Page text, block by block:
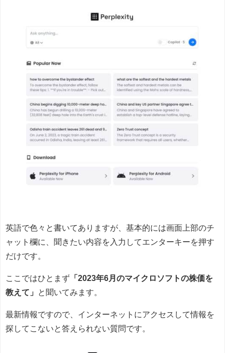
英語で色々と書いてありますが、基本的には画面上部のチ
ャット欄に、聞きたい内容を入力してエンターキーを押す
だけです。
ここではひとまず 「2023年6月のマイクロソフトの株価を
教えて」
と聞いてみます。
最新情報ですので、インターネットにアクセスして情報を
探してこないと答えられない質問です。